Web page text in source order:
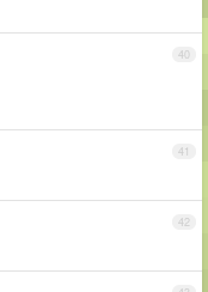
40
41
42